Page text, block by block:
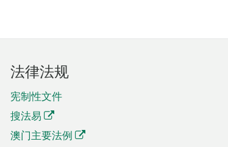
法律法规
宪制性文件
搜法易
澳门主要法例